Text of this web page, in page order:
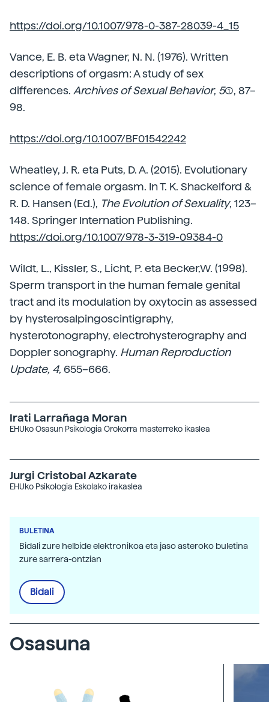
https://doi.org/10.1007/978-0-387-28039-4_15
Vance, E. B. eta Wagner, N. N. (1976). Written
descriptions of orgasm: A study of sex
differences. Archives of Sexual Behavior, 5(1), 87–
98.
https://doi.org/10.1007/BF01542242
Wheatley, J. R. eta Puts, D. A. (2015). Evolutionary
science of female orgasm. In T. K. Shackelford &
R. D. Hansen (Ed.), The Evolution of Sexuality, 123–
148. Springer Internation Publishing.
https://doi.org/10.1007/978-3-319-09384-0
Wildt, L., Kissler, S., Licht, P. eta Becker,W. (1998).
Sperm transport in the human female genital
tract and its modulation by oxytocin as assessed
by hysterosalpingoscintigraphy,
hysterotonography, electrohysterography and
Doppler sonography. Human Reproduction
Update, 4, 655–666.
Irati Larrañaga Moran
EHUko Osasun Psikologia Orokorra masterreko ikaslea
Jurgi Cristobal Azkarate
EHUko Psikologia Eskolako irakaslea
BULETINA
Bidali zure helbide elektronikoa eta jaso asteroko buletina
zure sarrera-ontzian
Bidali
Osasuna